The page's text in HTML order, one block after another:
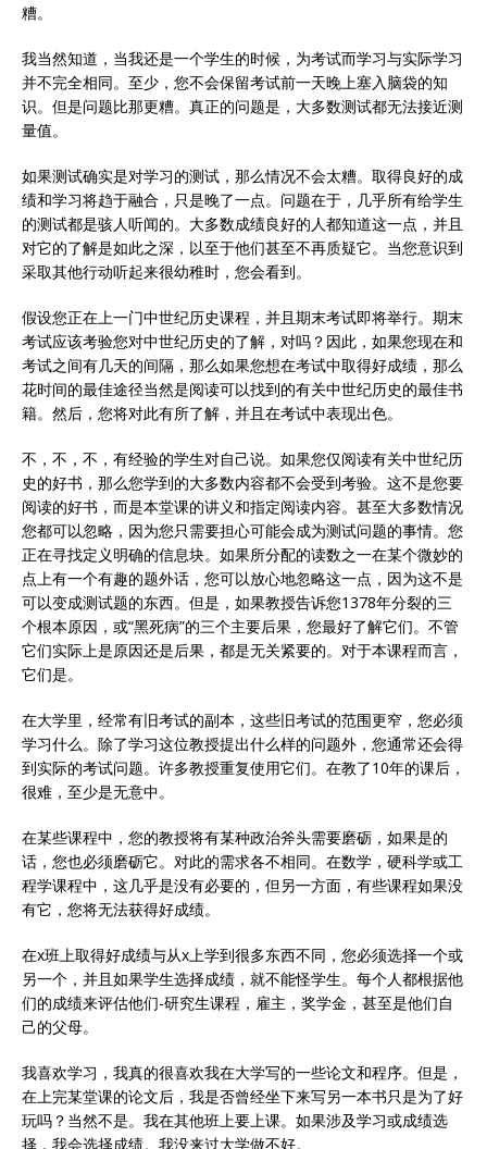
糟。
我当然知道，当我还是一个学生的时候，为考试而学习与实际学习
并不完全相同。至少，您不会保留考试前一天晚上塞入脑袋的知
识。但是问题比那更糟。真正的问题是，大多数测试都无法接近测
量值。
如果测试确实是对学习的测试，那么情况不会太糟。取得良好的成
绩和学习将趋于融合，只是晚了一点。问题在于，几乎所有给学生
的测试都是骇人听闻的。大多数成绩良好的人都知道这一点，并且
对它的了解是如此之深，以至于他们甚至不再质疑它。当您意识到
采取其他行动听起来很幼稚时，您会看到。
假设您正在上一门中世纪历史课程，并且期末考试即将举行。期末
考试应该考验您对中世纪历史的了解，对吗？因此，如果您现在和
考试之间有几天的间隔，那么如果您想在考试中取得好成绩，那么
花时间的最佳途径当然是阅读可以找到的有关中世纪历史的最佳书
籍。然后，您将对此有所了解，并且在考试中表现出色。
不，不，不，有经验的学生对自己说。如果您仅阅读有关中世纪历
史的好书，那么您学到的大多数内容都不会受到考验。这不是您要
阅读的好书，而是本堂课的讲义和指定阅读内容。甚至大多数情况
您都可以忽略，因为您只需要担心可能会成为测试问题的事情。您
正在寻找定义明确的信息块。如果所分配的读数之一在某个微妙的
点上有一个有趣的题外话，您可以放心地忽略这一点，因为这不是
可以变成测试题的东西。但是，如果教授告诉您1378年分裂的三
个根本原因，或“黑死病”的三个主要后果，您最好了解它们。不管
它们实际上是原因还是后果，都是无关紧要的。对于本课程而言，
它们是。
在大学里，经常有旧考试的副本，这些旧考试的范围更窄，您必须
学习什么。除了学习这位教授提出什么样的问题外，您通常还会得
到实际的考试问题。许多教授重复使用它们。在教了10年的课后，
很难，至少是无意中。
在某些课程中，您的教授将有某种政治斧头需要磨砺，如果是的
话，您也必须磨砺它。对此的需求各不相同。在数学，硬科学或工
程学课程中，这几乎是没有必要的，但另一方面，有些课程如果没
有它，您将无法获得好成绩。
在x班上取得好成绩与从x上学到很多东西不同，您必须选择一个或
另一个，并且如果学生选择成绩，就不能怪学生。每个人都根据他
们的成绩来评估他们-研究生课程，雇主，奖学金，甚至是他们自
己的父母。
我喜欢学习，我真的很喜欢我在大学写的一些论文和程序。但是，
在上完某堂课的论文后，我是否曾经坐下来写另一本书只是为了好
玩吗？当然不是。我在其他班上要上课。如果涉及学习或成绩选
择，我会选择成绩。我没来过大学做不好。